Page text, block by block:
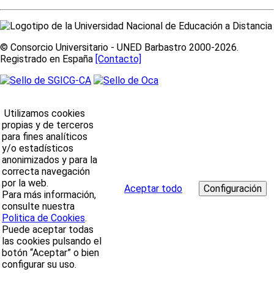
© Consorcio Universitario - UNED Barbastro 2000-2026.
Registrado en España [Contacto]
Utilizamos cookies
propias y de terceros
para fines analíticos
y/o estadísticos
anonimizados y para la
correcta navegación
por la web.
Para más información,
consulte nuestra
Politica de Cookies.
Puede aceptar todas
las cookies pulsando el
botón “Aceptar” o bien
configurar su uso.
Aceptar todo